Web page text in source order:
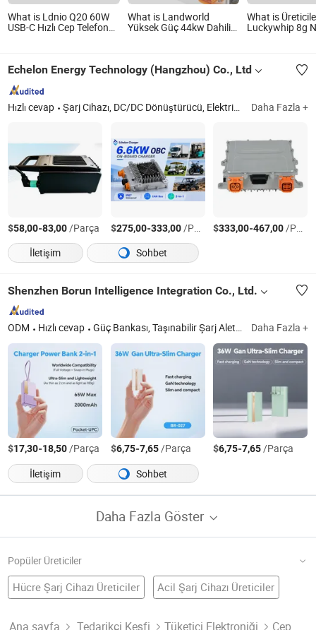
What is Ldnio Q20 60W
USB-C Hızlı Cep Telefonu
Serisi Dizüstü Bilgisayar
What is Landworld
Yüksek Güç 44kw Dahili
What is
Luckywhip 8g
Echelon Energy Technology (Hangzhou) Co., Ltd
Hızlı cevap Şarj Cihazı, DC/DC Dönüştürücü, Elektrikli Araç Şarj Cihazı Daha Fazla +
$58,00-83,00/Parça $275,00-333,00/Parça $333,00-467,00/Parça
İletişim
Sohbet
Shenzhen Borun Intelligence Integration Co., Ltd.
ODM Hızlı cevap Güç Bankası, Taşınabilir Şarj Aleti, Düz Transformator Daha Fazla +
$17,30-18,50/Parça $6,75-7,65/Parça $6,75-7,65/Parça
İletişim
Sohbet
Daha Fazla Göster
Popüler Üreticiler
Hücre Şarj Cihazı Üreticiler Acil Şarj Cihazı Üreticiler
Ana sayfa Tedarikçi Keşfi Tüketici Elektroniği Cep